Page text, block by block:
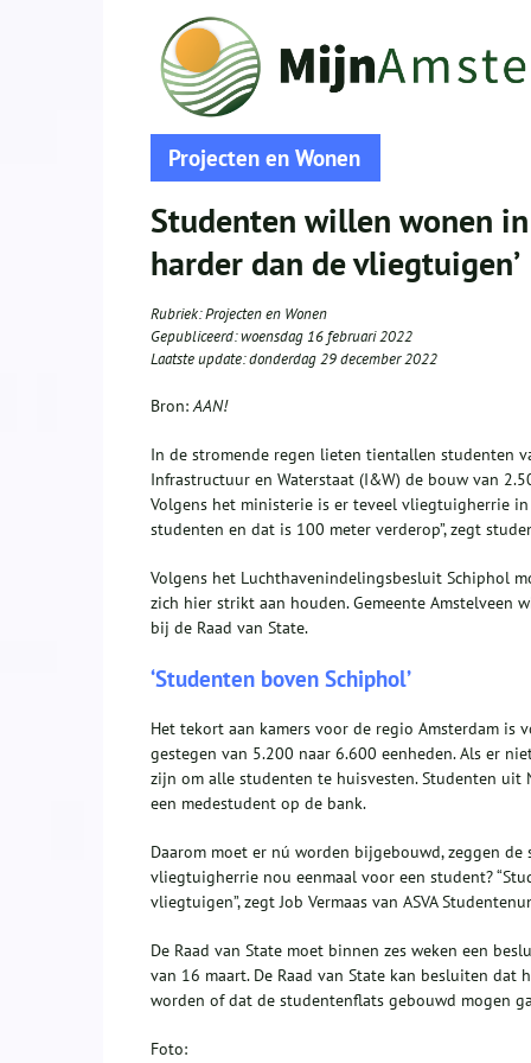
Projecten en Wonen
Studenten willen wonen
harder dan de vliegtuigen’
Rubriek:Projecten en Wonen
Gepubliceerd:woensdag 16 februari 2022
Laatste update:donderdag 29 december 2022
Bron:AAN!
In de stromende regen lieten tientallen studenten
Infrastructuur en Waterstaat (I&W) de bouw van
Volgens het ministerie is er teveel vliegtuigherrie
studenten en dat is 100 meter verderop”, zegt
Volgens het Luchthavenindelingsbesluit Schiphol
zich hier strikt aan houden. Gemeente Amstelveen
bij de Raad van State.
‘Studenten boven Schiphol’
Het tekort aan kamers voor de regio Amsterdam
gestegen van 5.200 naar 6.600 eenheden. Als er
zijn om alle studenten te huisvesten. Studenten
een medestudent op de bank.
Daarom moet er nú worden bijgebouwd, zeggen
vliegtuigherrie nou eenmaal voor een student?
vliegtuigen”, zegt Job Vermaas van ASVA
De Raad van State moet binnen zes weken een
van 16 maart. De Raad van State kan besluiten
worden of dat de studentenflats gebouwd mogen
Foto: